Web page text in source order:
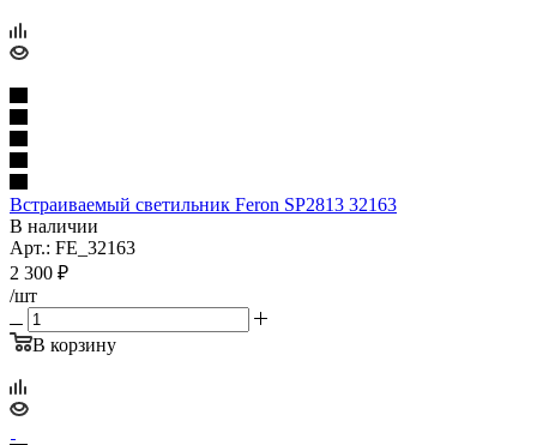
Встраиваемый светильник Feron SP2813 32163
В наличии
Арт.: FE_32163
2 300 ₽
/шт
В корзину